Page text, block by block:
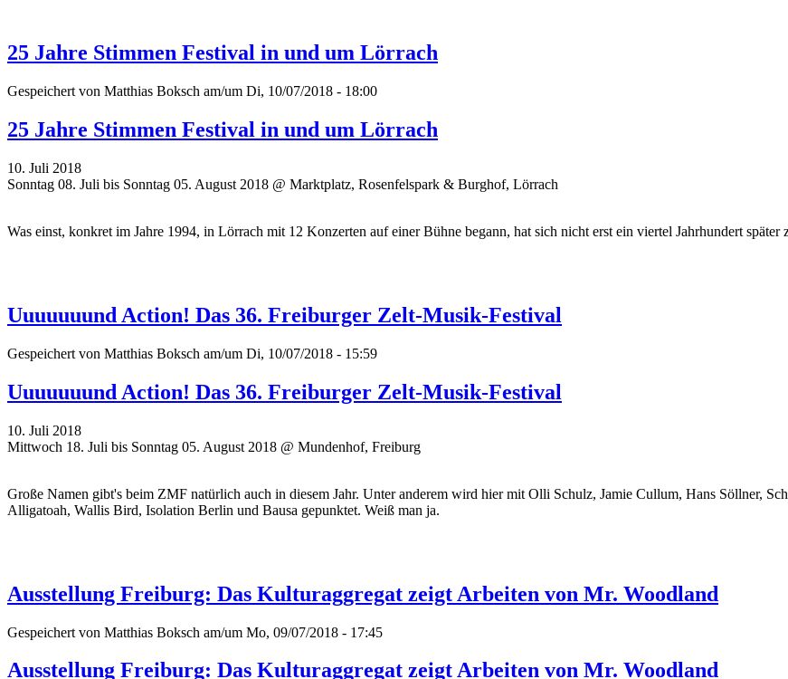
25 Jahre Stimmen Festival in und um Lörrach
Gespeichert von Matthias Boksch am/um Di, 10/07/2018 - 18:00
25 Jahre Stimmen Festival in und um Lörrach
10. Juli 2018
Sonntag 08. Juli bis Sonntag 05. August 2018 @ Marktplatz, Rosenfelspark & Burghof, Lörrach
Was einst, konkret im Jahre 1994, in Lörrach mit 12 Konzerten auf einer Bühne begann, hat sich nicht erst ein viertel Jahrhundert
Uuuuuuund Action! Das 36. Freiburger Zelt-Musik-Festival
Gespeichert von Matthias Boksch am/um Di, 10/07/2018 - 15:59
Uuuuuuund Action! Das 36. Freiburger Zelt-Musik-Festival
10. Juli 2018
Mittwoch 18. Juli bis Sonntag 05. August 2018 @ Mundenhof, Freiburg
Große Namen gibt's beim ZMF natürlich auch in diesem Jahr. Unter anderem wird hier mit Olli Schulz, Jamie Cullum, Hans Söllner,
Alligatoah, Wallis Bird, Isolation Berlin und Bausa gepunktet. Weiß man ja.
Ausstellung Freiburg: Das Kulturaggregat zeigt Arbeiten von Mr. Woodland
Gespeichert von Matthias Boksch am/um Mo, 09/07/2018 - 17:45
Ausstellung Freiburg: Das Kulturaggregat zeigt Arbeiten von Mr. Woodland